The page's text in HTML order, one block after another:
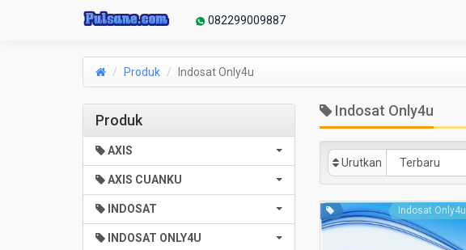
082299009887
Produk Indosat Only4u
Produk
AXIS
AXIS CUANKU
INDOSAT
INDOSAT ONLY4U
Indosat Only4u
Urutkan
Indosat Only4u